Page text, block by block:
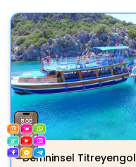
Delfininsel Titreyengol